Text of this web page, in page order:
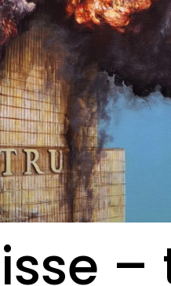
–